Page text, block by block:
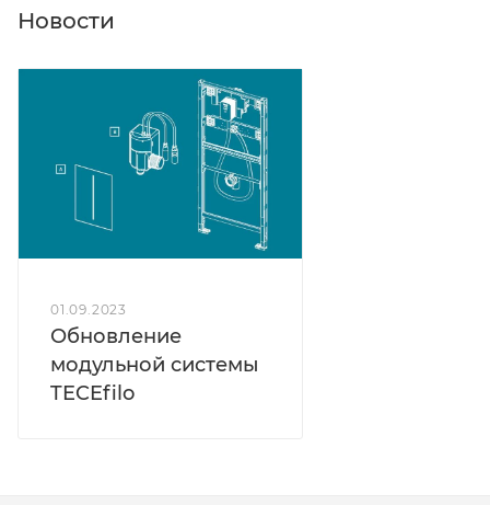
Новости
01.09.2023
Обновление
модульной системы
TECEfilo